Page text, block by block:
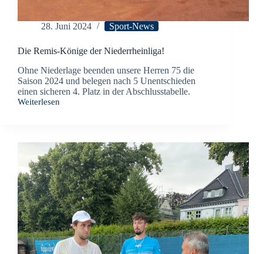
28. Juni 2024 Sport-News
Die Remis-Könige der Niederrheinliga!
Ohne Niederlage beenden unsere Herren 75 die
Saison 2024 und belegen nach 5 Unentschieden
einen sicheren 4. Platz in der Abschlusstabelle.
Weiterlesen
Die
Niederrheinliga!